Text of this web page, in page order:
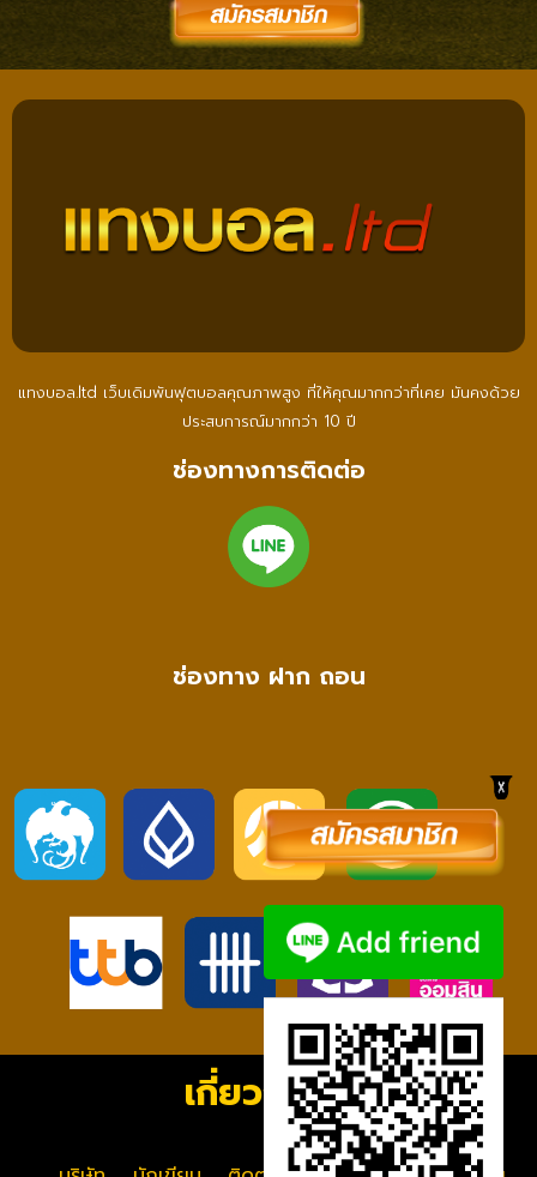
แทงบอล.ltd เว็บเดิมพันฟุตบอลคุณภาพสูง ที่ให้คุณมากกว่าที่เคย มันคงด้วย
ประสบการณ์มากกว่า 10 ปี
ช่องทางการติดต่อ
ช่องทาง ฝาก ถอน
เกี่ยวกับเรา